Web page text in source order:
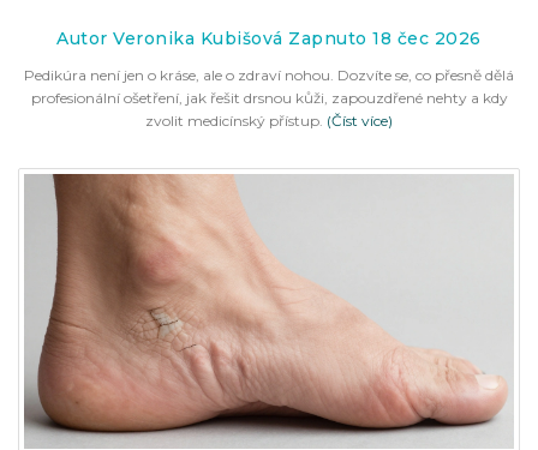
Autor Veronika Kubišová Zapnuto 18 čec 2026
Pedikúra není jen o kráse, ale o zdraví nohou. Dozvíte se, co přesně dělá
profesionální ošetření, jak řešit drsnou kůži, zapouzdřené nehty a kdy
zvolit medicínský přístup. (Číst více)